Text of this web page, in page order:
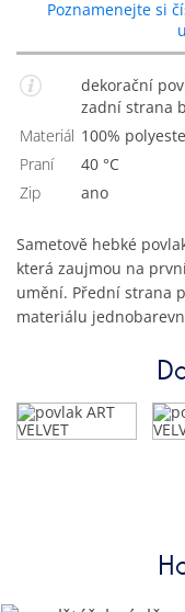
Poznamenejte si
dekorační povlak na polštářek s dívkou s knihou,
zadní strana
Materiál
100%
Praní
40 °C
Zip
Ano
Sametově hebké
která zaujmou na
umění. Přední strana
materiálu